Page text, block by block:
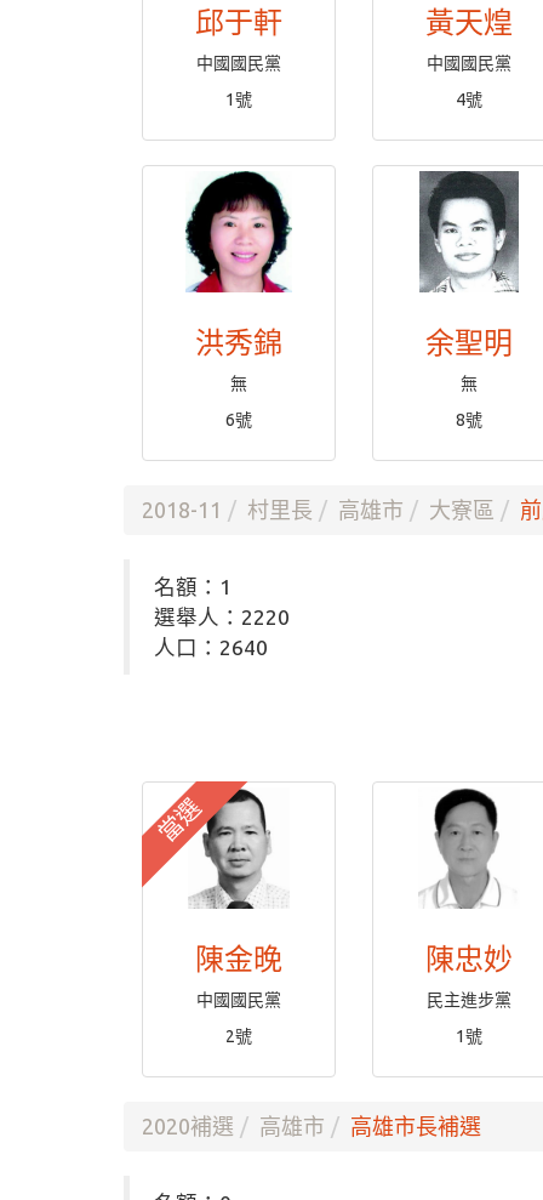
邱于軒
中國國民黨
1號
黃天煌
中國國民黨
4號
洪秀錦
無
6號
余聖明
無
8號
2018-11 村里長 高雄市 大寮區
名額：1
選舉人：2220
人口：2640
當選
陳金晚
中國國民黨
2號
陳忠妙
民主進步黨
1號
2020補選 高雄市 高雄市長補選